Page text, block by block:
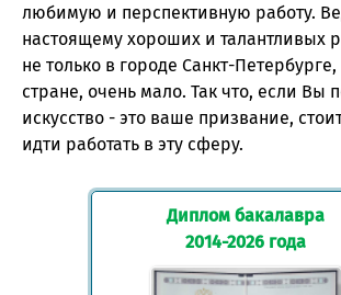
любимую и перспективную работу.
настоящему хороших и талантливых
не только в городе Санкт-
стране, очень мало. Так что, если Вы
искусство - это ваше призвание,
идти работать в эту сферу.
Диплом бакалавра
2014-2026 года